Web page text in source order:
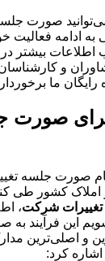
صورت
به ادامه فعالیت
اطلاعات بیشتر
و
ما
برای صورت
صورت جلسه
کشور طی
تغییرات شرکت،
این فرآیند به
و اصلی‌ترین
اشاره کرد: